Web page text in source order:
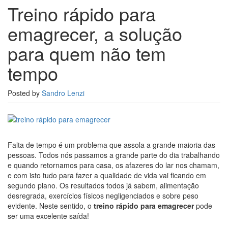
Treino rápido para
emagrecer, a solução
para quem não tem
tempo
Posted by Sandro Lenzi
Falta de tempo é um problema que assola a grande maioria das
pessoas. Todos nós passamos a grande parte do dia trabalhando
e quando retornamos para casa, os afazeres do lar nos chamam,
e com isto tudo para fazer a qualidade de vida vai ficando em
segundo plano. Os resultados todos já sabem, alimentação
desregrada, exercícios físicos negligenciados e sobre peso
evidente. Neste sentido, o treino rápido para emagrecerpode
ser uma excelente saída!